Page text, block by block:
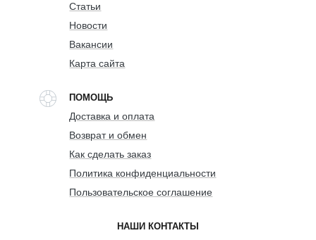
Статьи
Новости
Вакансии
Карта сайта
ПОМОЩЬ
Доставка и оплата
Возврат и обмен
Как сделать заказ
Политика конфиденциальности
Пользовательское соглашение
НАШИ КОНТАКТЫ